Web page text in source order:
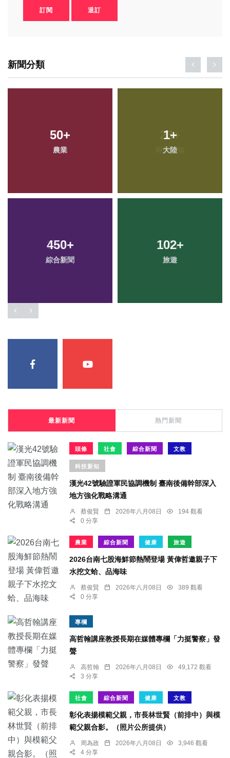
訂閱 退訂
新聞分類
50+
農業
1+
大陸
450+
綜合新聞
102+
旅遊
最新新聞 熱門新聞
頭條 社會 綜合新聞 文教
科技新知
漢光42號驗證軍民協調機制 臺南後備幹部深入
地方強化戰略溝通
蔡俊賢 2026年八月08日
194 觀看
0 分享
農業 綜合新聞 健康 旅遊
2026台南七股海鮮節熱鬧登場 黃偉哲邀親子下
水挖文蛤、品海味
蔡俊賢 2026年八月08日
389 觀看
0 分享
專欄
高哲翰講座教授長期在媒體專欄「力挺警察」發
聲
高哲翰 2026年八月08日
49,172 觀看
3 分享
社會 綜合新聞 健康 文教
彰化表揚模範父親，市長林世賢（前排中）與模
範父親合影。（照片公所提供）
周為政 2026年八月08日
3,946 觀看
4 分享